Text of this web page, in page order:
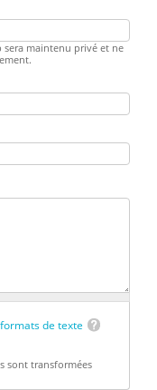
sera maintenu privé et ne
de texte
sont transformées